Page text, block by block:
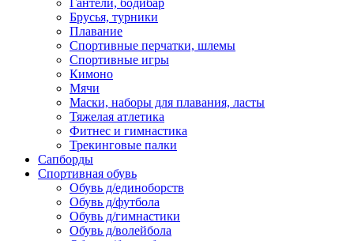
Брусья, турники
Плавание
Спортивные перчатки, шлемы
Спортивные игры
Кимоно
Мячи
Маски, наборы для плавания, ласты
Тяжелая атлетика
Фитнес и гимнастика
Трекинговые палки
Сапборды
Спортивная обувь
Обувь д/единоборств
Обувь д/футбола
Обувь д/гимнастики
Обувь д/волейбола